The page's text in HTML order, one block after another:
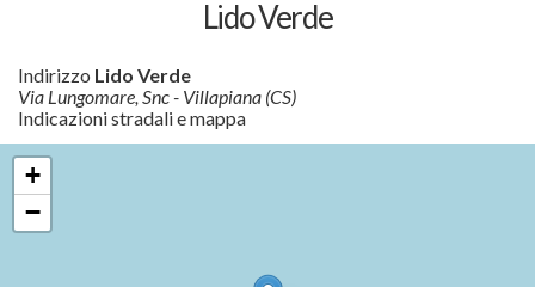
Lido Verde
Indirizzo Lido Verde
Via Lungomare, Snc - Villapiana (CS)
Indicazioni stradali e mappa
+
−